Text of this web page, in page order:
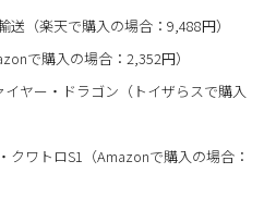
送（楽天で購入の場合：9,488円）
で購入の場合：2,352円）
ヤー・ドラゴン（トイザらスで購入
クワトロS1（Amazonで購入の場合：